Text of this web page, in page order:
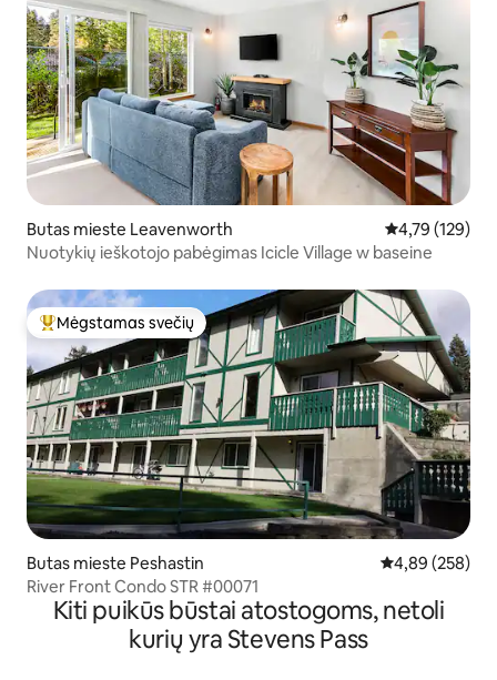
Butas mieste Leavenworth Vidutinis
4,79 (129)
Nuotykių ieškotojo pabėgimas Icicle Village w baseine
Svečių mėgstamiausias
Mėgstamas svečių
Butas mieste Peshastin Vidutinis
4,89 (258)
River Front Condo STR #00071
Kiti puikūs būstai atostogoms, netoli
kurių yra Stevens Pass